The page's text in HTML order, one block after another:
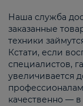
Наша служба
заказанные
техники
Кстати, если
специалистов,
увеличивается
качественно —